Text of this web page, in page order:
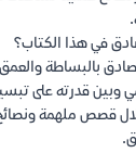
في هذا الكتاب؟
بالبساطة
وبين قدرته على
قصص ملهمة